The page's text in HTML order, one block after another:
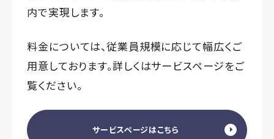
内で実現します。
料金については、従業員規模に応じて幅広くご
用意しております。詳しくはサービスページをご
覧ください。
サービスページはこちら